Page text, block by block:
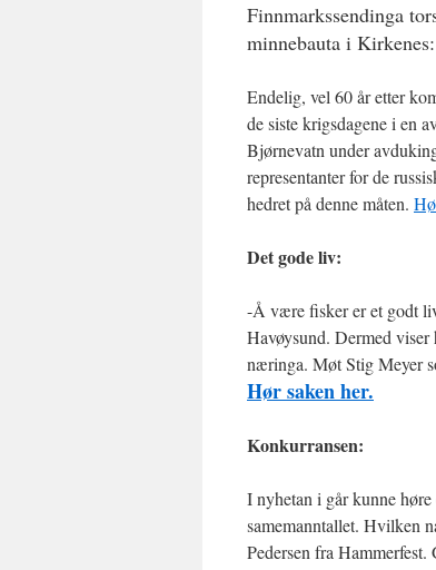
Finnmarkssendinga
minnebauta i Kirkenes:
Endelig, vel 60 år etter
de siste krigsdagene i en
Bjørnevatn under
representanter for de
hedret på denne måten.
Det gode liv:
-Å være fisker er et godt
Havøysund. Dermed viser
næringa. Møt Stig Meyer
Hør saken her.
Konkurransen:
I nyhetan i går kunne
samemanntallet. Hvilken
Pedersen fra